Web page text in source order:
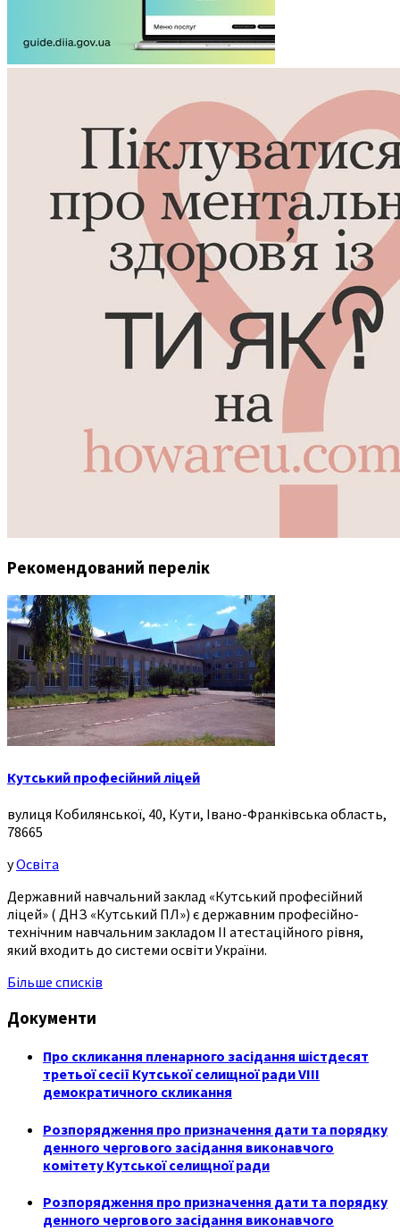
Рекомендований перелік
Кутський професійний ліцей
вулиця Кобилянської, 40, Кути, Івано-Франківська область,
78665
уОсвіта
Державний навчальний заклад «Кутський професійний
ліцей» ( ДНЗ «Кутський ПЛ») є державним професійно-
технічним навчальним закладом ІІ атестаційного рівня,
який входить до системи освіти України.
Більше списків
Документи
Про скликання пленарного засідання шістдесят
третьої сесії Кутської селищної ради VIII
демократичного скликання
Розпорядження про призначення дати та порядку
денного чергового засідання виконавчого
комітету Кутської селищної ради
Розпорядження про призначення дати та порядку
денного чергового засідання виконавчого